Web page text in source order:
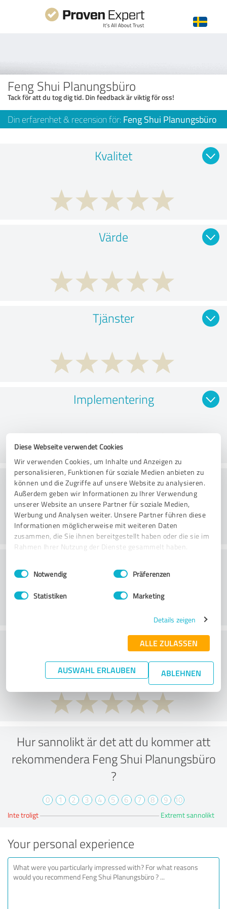
Diese Webseite verwendet Cookies
Wir verwenden Cookies, um Inhalte und Anzeigen zu
personalisieren, Funktionen für soziale Medien anbieten zu
können und die Zugriffe auf unsere Website zu analysieren.
Außerdem geben wir Informationen zu Ihrer Verwendung
unserer Website an unsere Partner für soziale Medien,
Werbung und Analysen weiter. Unsere Partner führen diese
Informationen möglicherweise mit weiteren Daten
zusammen, die Sie ihnen bereitgestellt haben oder die sie im
Rahmen Ihrer Nutzung der Dienste gesammelt haben.
Impressum Datenschutzbestimmungen
Einwilligungsauswahl
Notwendig Präferenzen
Statistiken Marketing
Details zeigen
ALLE ZULASSEN
AUSWAHL ERLAUBEN ABLEHNEN
Feng Shui Planungsbüro
Tack för att du tog dig tid. Din feedback är viktig för oss!
Din erfarenhet & recension för: Feng Shui Planungsbüro
Kvalitet
Värde
Tjänster
Implementering
Rådgivning
What do you think of the price to
performance ratio?
Hur sannolikt är det att du kommer att
rekommendera Feng Shui Planungsbüro
?
0 1 2 3 4 5 6 7 8 9 10
Inte troligt Extremt sannolikt
Your personal experience